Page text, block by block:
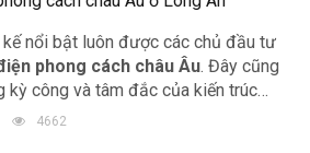
nổi bật luôn được các chủ đầu tư
phong cách châu Âu. Đây cũng
kỳ công và tâm đắc của kiến trúc
thiết kế lâu đài
4662